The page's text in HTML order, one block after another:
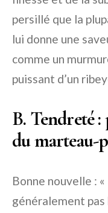
persillé que la
lui donne une
comme un
puissant d’un
B. Tendreté :
du marteau-
Bonne nouvelle : «
généralement